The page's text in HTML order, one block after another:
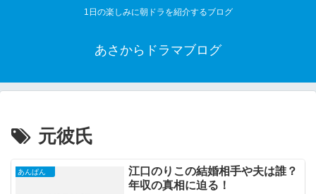
1日の楽しみに朝ドラを紹介するブログ
あさからドラマブログ
元彼氏
あんぱん
江口のりこの結婚相手や夫は誰？
年収の真相に迫る！